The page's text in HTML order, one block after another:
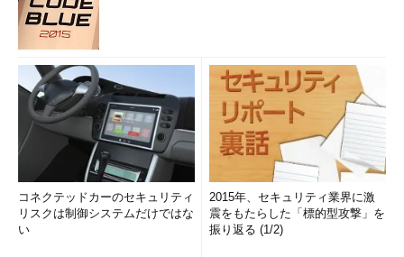
コネクテッドカーのセキュリティ
リスクは制御システムだけではな
い
2015年、セキュリティ業界に激
震をもたらした「標的型攻撃」を
振り返る (1/2)